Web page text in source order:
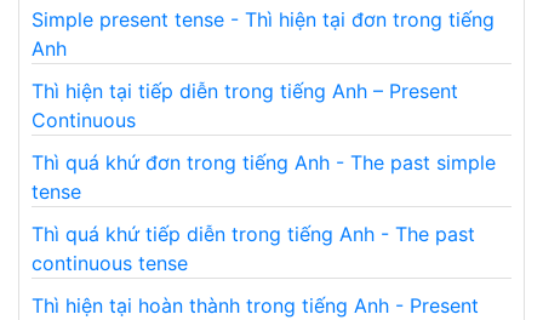
Simple present tense - Thì hiện tại đơn trong tiếng
Anh
Thì hiện tại tiếp diễn trong tiếng Anh – Present
Continuous
Thì quá khứ đơn trong tiếng Anh - The past simple
tense
Thì quá khứ tiếp diễn trong tiếng Anh - The past
continuous tense
Thì hiện tại hoàn thành trong tiếng Anh - Present